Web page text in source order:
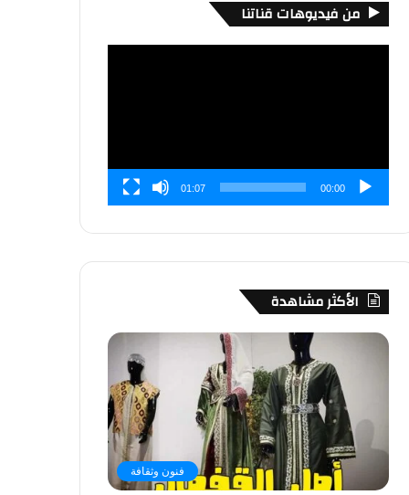
من فيديوهات قناتنا
00:00
01:07
الأكثر مشاهدة
فنون وثقافة